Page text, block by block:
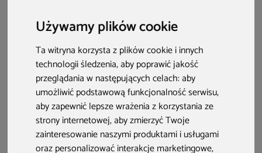
Używamy plików cookie
Ta witryna korzysta z plików cookie i innych
technologii śledzenia, aby poprawić jakość
przeglądania w następujących celach:aby
umożliwić podstawową funkcjonalność serwisu,
aby zapewnić lepsze wrażenia z korzystania ze
strony internetowej,aby zmierzyć Twoje
zainteresowanie naszymi produktami i usługami
oraz personalizować interakcje marketingowe,